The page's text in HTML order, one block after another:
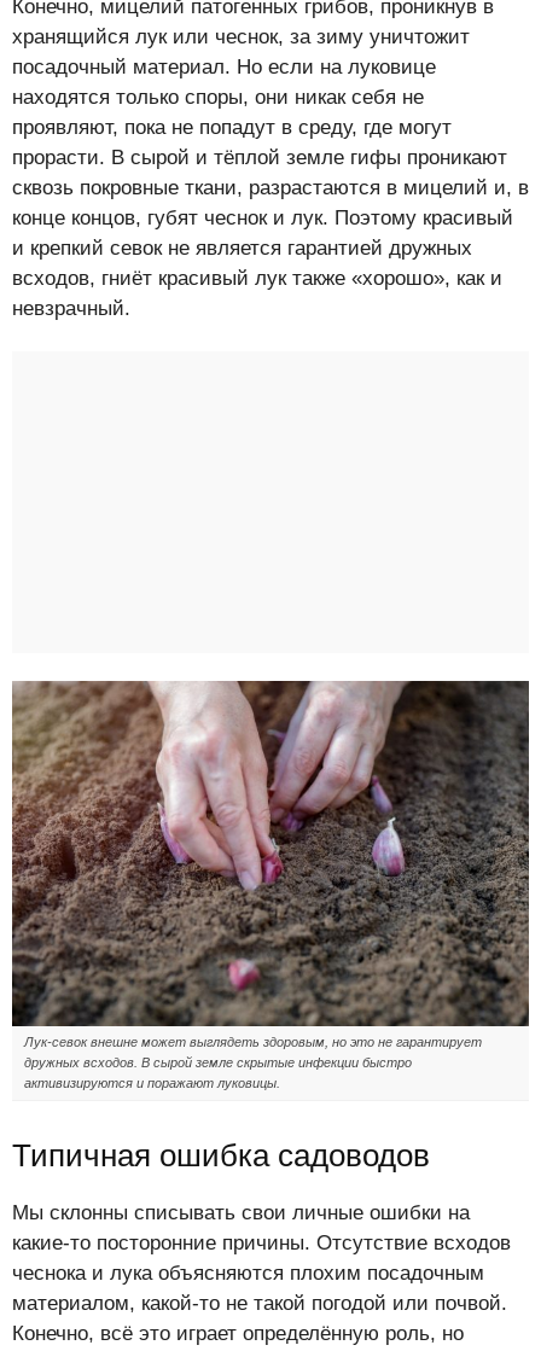
Конечно, мицелий патогенных грибов, проникнув в
хранящийся лук или чеснок, за зиму уничтожит
посадочный материал. Но если на луковице
находятся только споры, они никак себя не
проявляют, пока не попадут в среду, где могут
прорасти. В сырой и тёплой земле гифы проникают
сквозь покровные ткани, разрастаются в мицелий и, в
конце концов, губят чеснок и лук. Поэтому красивый
и крепкий севок не является гарантией дружных
всходов, гниёт красивый лук также «хорошо», как и
невзрачный.
Лук-севок внешне может выглядеть здоровым, но это не гарантирует
дружных всходов. В сырой земле скрытые инфекции быстро
активизируются и поражают луковицы.
Типичная ошибка садоводов
Мы склонны списывать свои личные ошибки на
какие-то посторонние причины. Отсутствие всходов
чеснока и лука объясняются плохим посадочным
материалом, какой-то не такой погодой или почвой.
Конечно, всё это играет определённую роль, но